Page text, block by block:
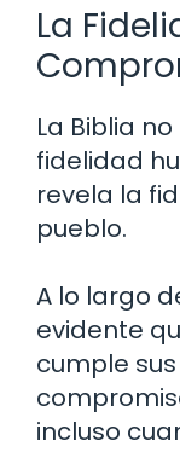
La
La Biblia
fidelidad
revela la
pueblo.
A lo largo
evidente
cumple
incluso